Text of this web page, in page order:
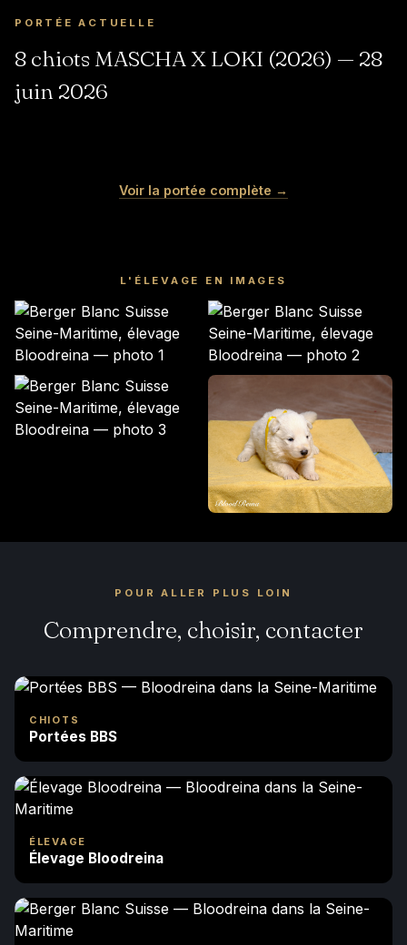
PORTÉE ACTUELLE
8 chiots MASCHA X LOKI (2026) — 28
juin 2026
Femelle · blanche
Mâle · blanche
LITCHI
Voir la portée complète →
L'ÉLEVAGE EN IMAGES
POUR ALLER PLUS LOIN
Comprendre, choisir, contacter
CHIOTS
Portées BBS
ÉLEVAGE
Élevage Bloodreina